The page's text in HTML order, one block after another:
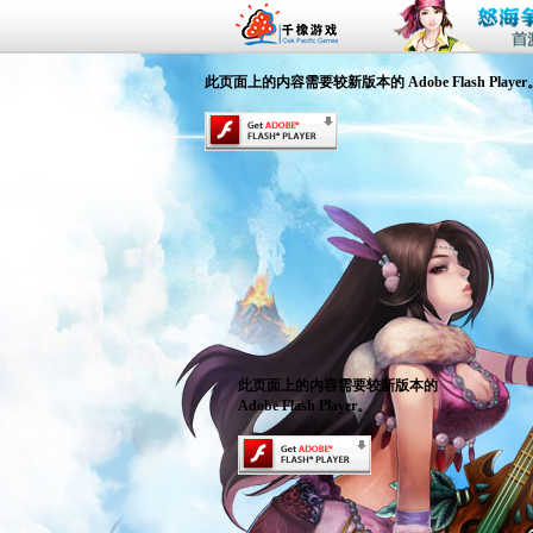
此页面上的内容需要较新版本的 Adobe Flash Player
此页面上的内容需要较新版本的
Adobe Flash Player。